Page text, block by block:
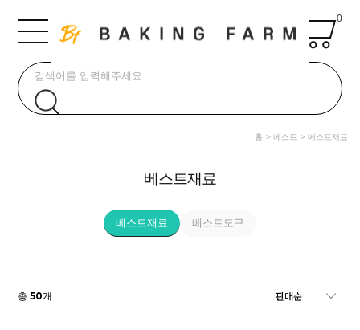
0
홈 베스트 베스트재료
베스트재료
베스트재료 베스트도구
총50개